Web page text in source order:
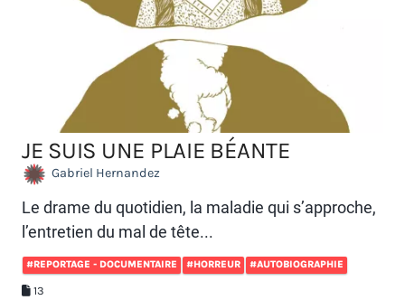
JE SUIS UNE PLAIE BÉANTE
Gabriel Hernandez
Le drame du quotidien, la maladie qui s’approche,
l’entretien du mal de tête...
#REPORTAGE - DOCUMENTAIRE #HORREUR #AUTOBIOGRAPHIE
13